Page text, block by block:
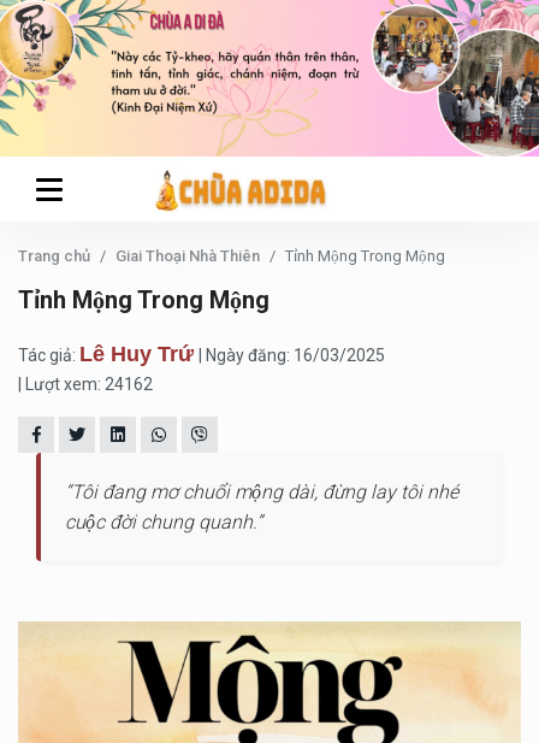
Trang chủ Giai Thoại Nhà Thiên Tỉnh Mộng Trong Mộng
Tỉnh Mộng Trong Mộng
Tác giả: Lê Huy Trứ
| Ngày đăng: 16/03/2025
| Lượt xem: 24162
“Tôi đang mơ chuổi mộng dài, đừng lay tôi nhé
cuộc đời chung quanh.”